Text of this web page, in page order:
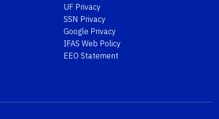
UF Privacy
SSN Privacy
Google Privacy
IFAS Web Policy
EEO Statement